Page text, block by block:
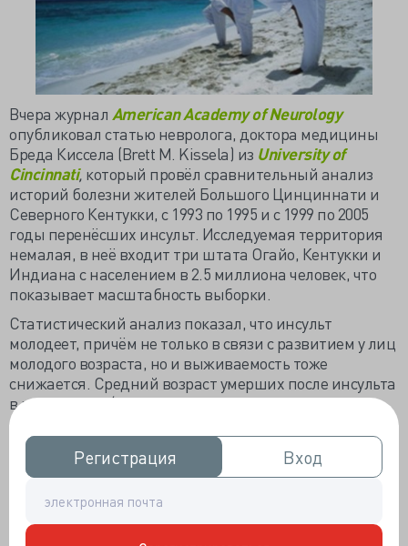
Регистрация
Регистрация Вход
Вход
Вчера журнал AmericanAcademyofNeurology
опубликовал статью невролога, доктора медицины
Бреда Киссела (Brett M. Kissela) из University of
Cincinnati, который провёл сравнительный анализ
историй болезни жителей Большого Цинциннати и
Северного Кентукки, с 1993 по 1995 и с 1999 по 2005
годы перенёсших инсульт. Исследуемая территория
немалая, в неё входит три штата Огайо, Кентукки и
Индиана с населением в 2.5 миллиона человек, что
показывает масштабность выборки.
Статистический анализ показал, что инсульт
молодеет, причём не только в связи с развитием у лиц
молодого возраста, но и выживаемость тоже
снижается. Средний возраст умерших после инсульта
в период 1993/ 95 годов составил 71 год, во втором
временном отрезке показатель упал до 68 лет.
Выросла частота нарушения мозгового
кровообращения до 55-летнего возраста с 13% до 19%.
Количество инсультов у молодых выросло в обеих
расах: у негроидов с 83 случаев на 100.000 человек - до
128, у европеоидов с 26 до 51.